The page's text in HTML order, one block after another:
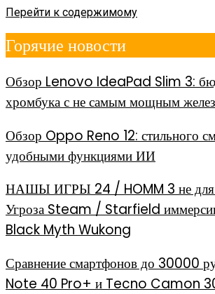
Перейти к содержимому
Горячие новости
Обзор Lenovo IdeaPad Slim 3:
хромбука с не самым мощным
Обзор Oppo Reno 12: стильного
удобными функциями ИИ
НАШЫ ИГРЫ 24 / HOMM 3 не для
Угроза Steam / Starfield
Black Myth Wukong
Сравнение смартфонов до 30000
Note 40 Pro+ и Tecno Camon